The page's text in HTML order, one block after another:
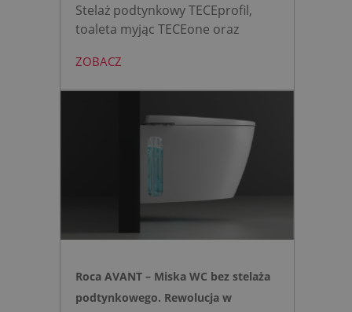
Stelaż podtynkowy TECEprofil,
toaleta myjąc TECEone oraz
mini to zestaw, który warto
wybrać, gdy zależy nam na
bezpiecznej strefie WC. Zamiast
skomplikowanej i podatnej na
działającą w oparciu o ciśnienie
wody oraz elegancki, szklany
przycisk uruchamiany gestem.
ZOBACZ
Roca AVANT – Miska WC bez stelaża
podtynkowego. Rewolucja w